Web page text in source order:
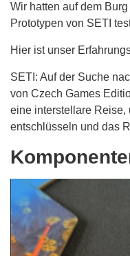
Wir hatten auf dem
Prototypen von SETI
Hier ist unser
SETI: Auf der Suche
von Czech Games
eine interstellare
entschlüsseln und das